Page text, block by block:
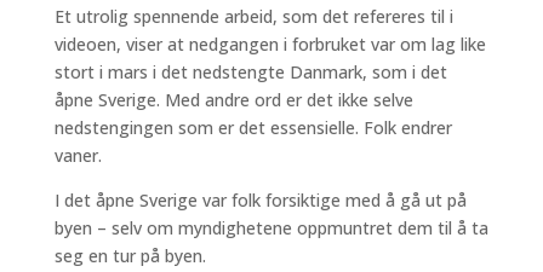
Et utrolig spennende arbeid, som det refereres til i
videoen, viser at nedgangen i forbruket var om lag like
stort i mars i det nedstengte Danmark, som i det
åpne Sverige. Med andre ord er det ikke selve
nedstengingen som er det essensielle. Folk endrer
vaner.
I det åpne Sverige var folk forsiktige med å gå ut på
byen – selv om myndighetene oppmuntret dem til å ta
seg en tur på byen.